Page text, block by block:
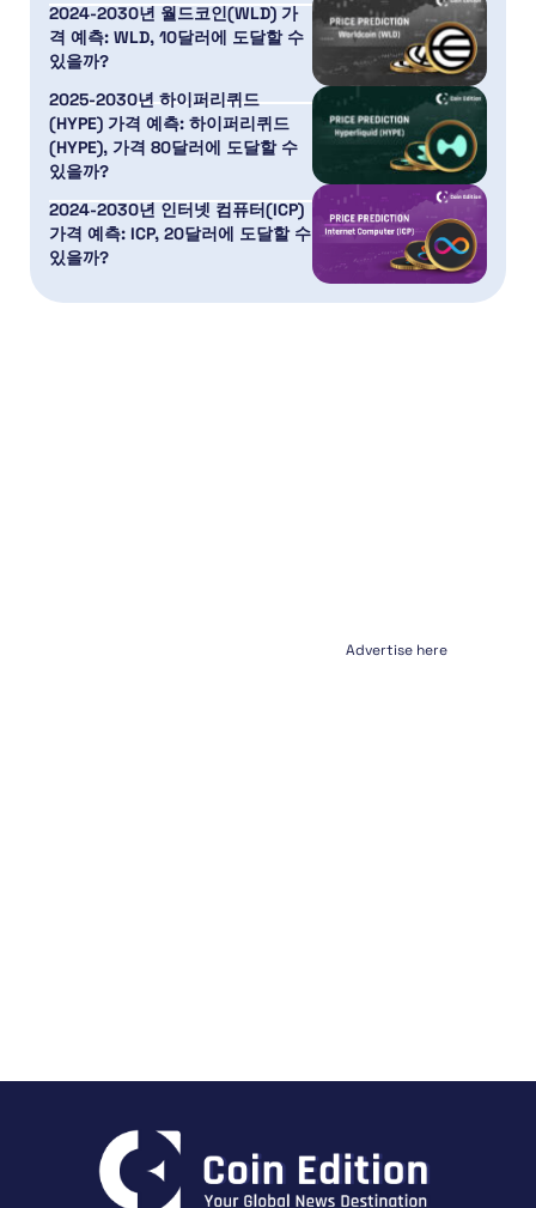
2024-2030년 월드코인(WLD) 가
격 예측: WLD, 10달러에 도달할 수
있을까?
2025-2030년 하이퍼리퀴드
(HYPE) 가격 예측: 하이퍼리퀴드
(HYPE), 가격 80달러에 도달할 수
있을까?
2024-2030년 인터넷 컴퓨터(ICP)
가격 예측: ICP, 20달러에 도달할 수
있을까?
Advertise here